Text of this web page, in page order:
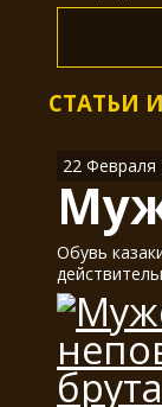
СТАТЬИ
22 Февраля
Обувь